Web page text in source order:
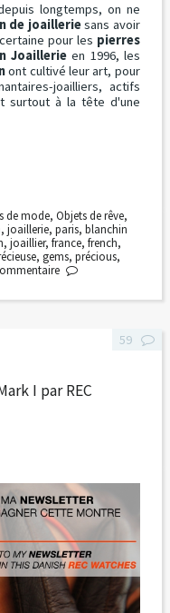
longtemps, on ne
de joailleriesans avoir
pour les pierres
Joaillerie en 1996, les
ont cultivé leur art, pour
joailliers, actifs
surtout à la tête d'une
de mode, Objets de rêve,
,joaillerie,paris,blanchin
, joaillier, france, french,
, gems, précious,
I par REC
59